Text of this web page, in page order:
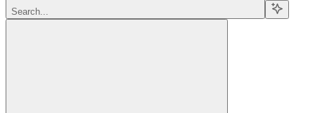
Search...